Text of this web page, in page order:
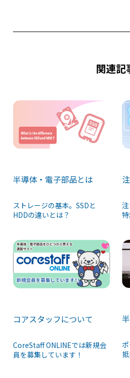
o s
関連記
半導体・電子部品とは
ストレージの基本。SSDと
HDDの違いとは？
コアスタッフについて
CoreStaff ONLINEでは新規会
員を募集しています！